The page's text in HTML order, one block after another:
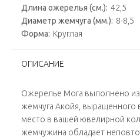
Длина ожерелья (см.): 42,5
Диаметр жемчуга (мм.): 8-8,5
Форма: Круглая
ОПИСАНИЕ
Ожерелье Mora выполнено
жемчуга Акойя, выращенного
место в вашей ювелирной
жемчужина обладает